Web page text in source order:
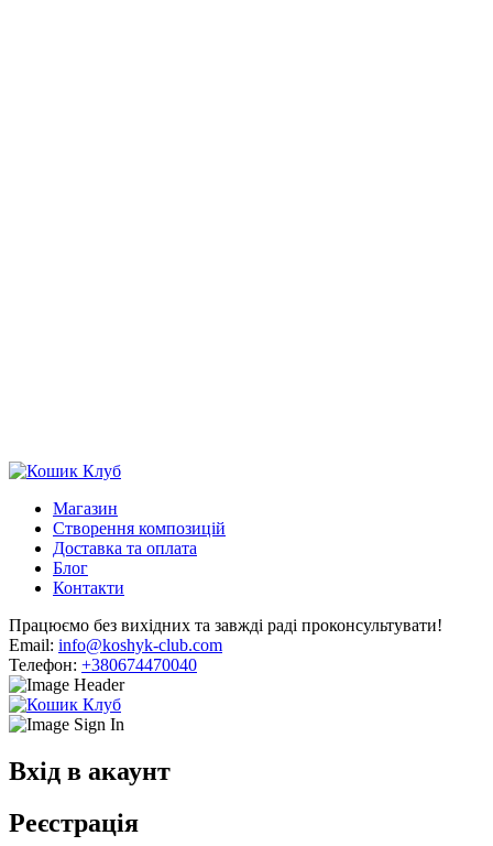
Магазин
Створення композицій
Доставка та оплата
Блог
Контакти
Працюємо без вихідних та завжді раді проконсультувати!
Email: info@koshyk-club.com
Телефон: +380674470040
Вхід в акаунт
Реєстрація